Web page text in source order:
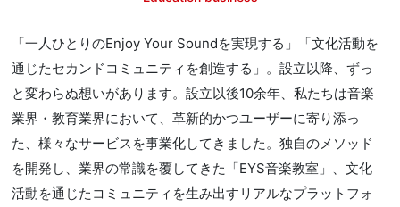
「一人ひとりのEnjoy Your Soundを実現する」「文化活動を
通じたセカンドコミュニティを創造する」。設立以降、ずっ
と変わらぬ想いがあります。設立以後10余年、私たちは音楽
業界・教育業界において、革新的かつユーザーに寄り添っ
た、様々なサービスを事業化してきました。独自のメソッド
を開発し、業界の常識を覆してきた「EYS音楽教室」、文化
活動を通じたコミュニティを生み出すリアルなプラットフォ